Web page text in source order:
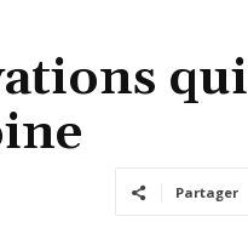
qui
Partager